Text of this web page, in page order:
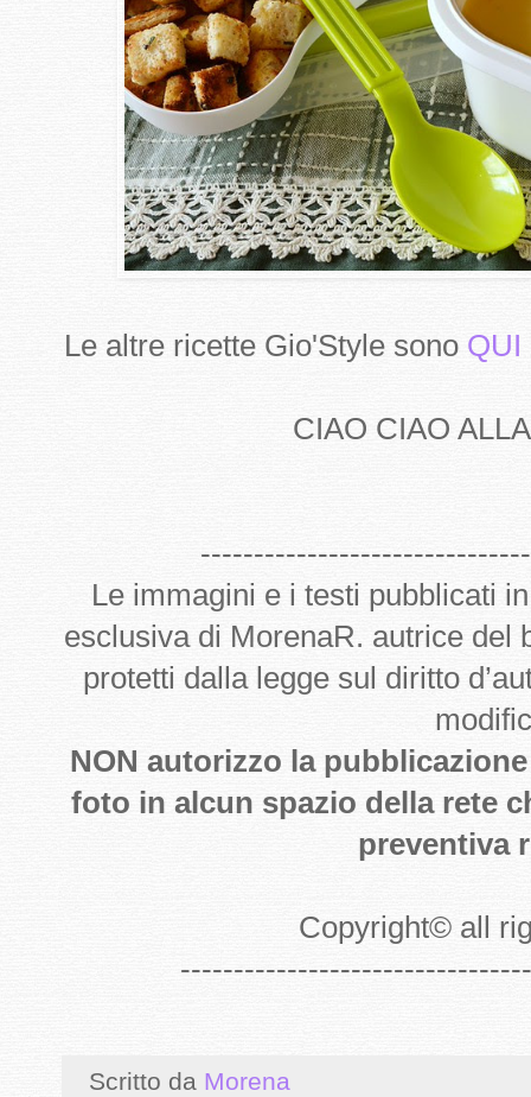
Le altre ricette Gio'Style sono QUI
CIAO CIAO
Le immagini e i testi pubblicati
esclusiva di MorenaR. autrice del
protetti dalla legge sul diritto
NON autorizzo la
foto in alcun spazio della rete
preventiva
Copyright© all
Scritto da Morena